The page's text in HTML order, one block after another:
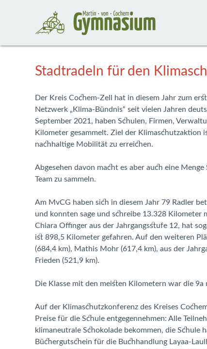
Stadtradeln für den
Der Kreis Cochem-Zell hat in diesem Jahr zum
Netzwerk „Klima-Bündnis“ seit vielen Jahren
September 2021, haben Schulen, Firmen,
Kilometer gesammelt. Ziel der Klimaschutzaktion
nachhaltige Mobilität zu erreichen.
Abgesehen davon macht es aber auch eine
Team zu sammeln.
Am MvCG haben sich in diesem Jahr 79 Radler
und konnten sage und schreibe 13.328 Kilometer
Chiara Offinger aus der Jahrgangsstufe 12, hat
ist 898,5 Kilometer gefahren. Auf den weiteren
(684,4 km), Mathis Mohr (617,4 km), aus der
Frieden (521,9 km).
Die Klasse mit den meisten Kilometern war die 9a
Auf der Klimaschutzkonferenz des Kreises
Preise für die Schule entgegennehmen: Alle
klimaneutrale Schokolade bekommen, die
Büchergutschein für die Buchhandlung Layaa-